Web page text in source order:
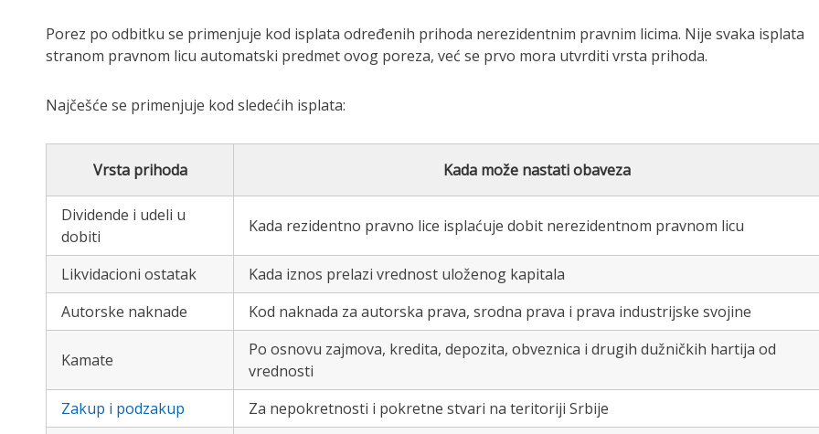
Porez po odbitku se primenjuje kod isplata određenih prihoda nerezidentnim pravnim licima. Nije svaka isplata
stranom pravnom licu automatski predmet ovog poreza, već se prvo mora utvrditi vrsta prihoda.
Najčešće se primenjuje kod sledećih isplata:
Vrsta prihoda Kada može nastati obaveza
Dividende i udeli u
dobiti
Kada rezidentno pravno lice isplaćuje dobit nerezidentnom pravnom licu
Likvidacioni ostatak
Kada iznos prelazi vrednost uloženog kapitala
Autorske naknade
Kod naknada za autorska prava, srodna prava i prava industrijske svojine
Kamate
Po osnovu zajmova, kredita, depozita, obveznica i drugih dužničkih hartija od
vrednosti
Zakup i podzakup
Za nepokretnosti i pokretne stvari na teritoriji Srbije